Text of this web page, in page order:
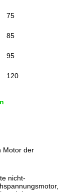
75
85
95
120
Motor der
nicht-